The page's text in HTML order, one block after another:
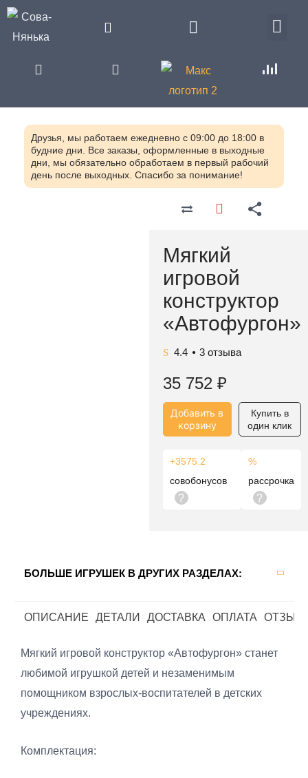
Друзья, мы работаем ежедневно с 09:00 до 18:00 в
будние дни. Все заказы, оформленные в выходные
дни, мы обязательно обработаем в первый рабочий
день после выходных. Спасибо за понимание!
4.4 ● 3 отзыва
Мягкий
игровой
конструктор
«Автофургон»
35 752 ₽
Добавить в
корзину
Купить в
один клик
+3575.2
совобонусов
?
%
рассрочка
?
БОЛЬШЕ ИГРУШЕК В ДРУГИХ РАЗДЕЛАХ:
ОПИСАНИЕ ДЕТАЛИ ДОСТАВКА ОПЛАТА
Мягкий игровой конструктор «Автофургон» станет
любимой игрушкой детей и незаменимым
помощником взрослых-воспитателей в детских
учреждениях.
Комплектация: